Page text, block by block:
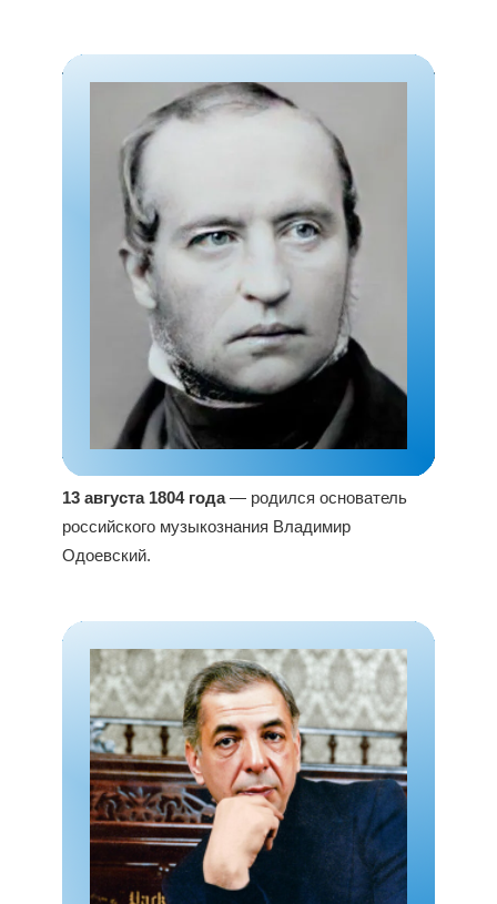
13 августа 1804 года— родился основатель
российского музыкознания Владимир
Одоевский.